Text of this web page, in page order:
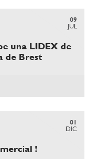
09
JUL
una LIDEX de
de Brest
01
DIC
!